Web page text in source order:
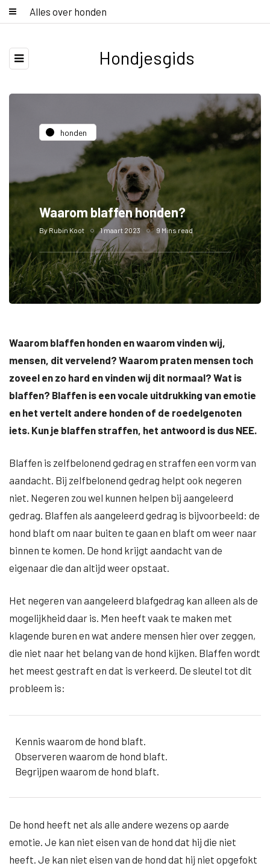
Alles over honden
Hondjesgids
honden
Waarom blaffen honden?
ByRubin Koot 1 maart 2023 9 Mins read
Waarom blaffen honden en waarom vinden wij,
mensen, dit vervelend? Waarom praten mensen toch
zoveel en zo hard en vinden wij dit normaal? Wat is
blaffen? Blaffen is een vocale uitdrukking van emotie
en het vertelt andere honden of de roedelgenoten
iets. Kun je blaffen straffen, het antwoord is dus NEE.
Blaffen is zelfbelonend gedrag en straffen een vorm van
aandacht. Bij zelfbelonend gedrag helpt ook negeren
niet. Negeren zou wel kunnen helpen bij aangeleerd
gedrag. Blaffen als aangeleerd gedrag is bijvoorbeeld: de
hond blaft om naar buiten te gaan en blaft om weer naar
binnen te komen. De hond krijgt aandacht van de
eigenaar die dan altijd weer opstaat.
Het negeren van aangeleerd blafgedrag kan alleen als de
mogelijkheid daar is. Men heeft vaak te maken met
klagende buren en wat andere mensen hier over zeggen,
die niet naar het belang van de hond kijken. Blaffen wordt
het meest gestraft en dat is verkeerd. De sleutel tot dit
probleem is:
Kennis waarom de hond blaft.
Observeren waarom de hond blaft.
Begrijpen waarom de hond blaft.
De hond heeft net als alle andere wezens op aarde
emotie. Je kan niet eisen van de hond dat hij die niet
heeft. Je kan niet eisen van de hond dat hij niet opgefokt